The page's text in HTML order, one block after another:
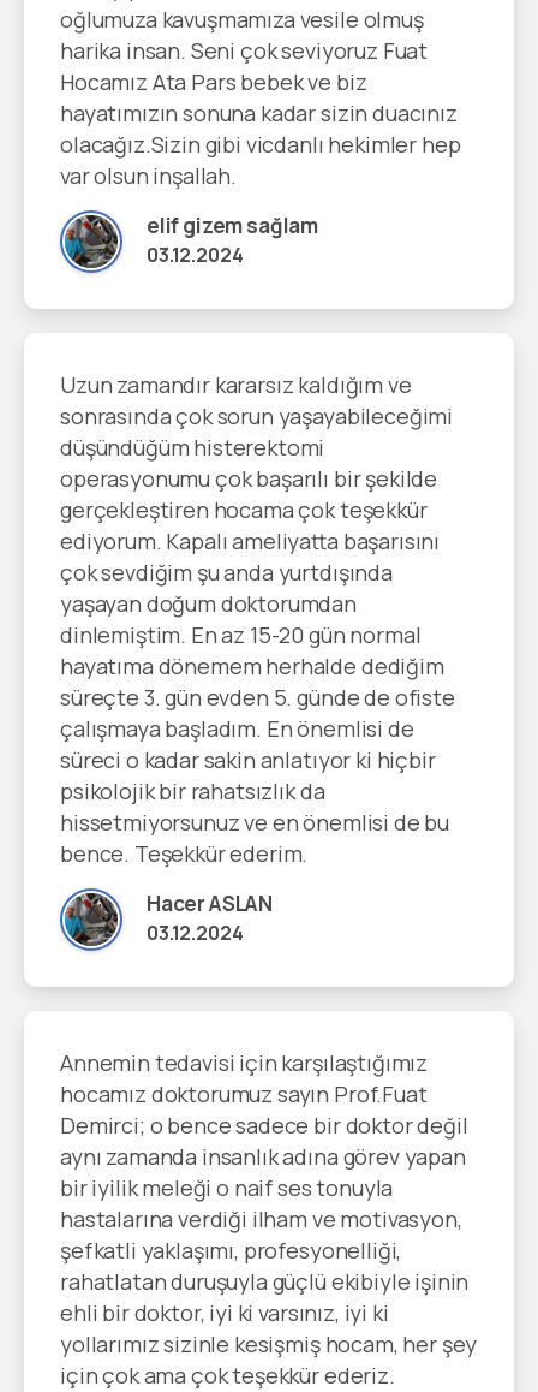
oğlumuza kavuşmamıza vesile olmuş
harika insan. Seni çok seviyoruz Fuat
Hocamız Ata Pars bebek ve biz
hayatımızın sonuna kadar sizin duacınız
olacağız.Sizin gibi vicdanlı hekimler hep
var olsun inşallah.
elif gizem sağlam
03.12.2024
Uzun zamandır kararsız kaldığım ve
sonrasında çok sorun yaşayabileceğimi
düşündüğüm histerektomi
operasyonumu çok başarılı bir şekilde
gerçekleştiren hocama çok teşekkür
ediyorum. Kapalı ameliyatta başarısını
çok sevdiğim şu anda yurtdışında
yaşayan doğum doktorumdan
dinlemiştim. En az 15-20 gün normal
hayatıma dönemem herhalde dediğim
süreçte 3. gün evden 5. günde de ofiste
çalışmaya başladım. En önemlisi de
süreci o kadar sakin anlatıyor ki hiçbir
psikolojik bir rahatsızlık da
hissetmiyorsunuz ve en önemlisi de bu
bence. Teşekkür ederim.
Hacer ASLAN
03.12.2024
Annemin tedavisi için karşılaştığımız
hocamız doktorumuz sayın Prof.Fuat
Demirci; o bence sadece bir doktor değil
aynı zamanda insanlık adına görev yapan
bir iyilik meleği o naif ses tonuyla
hastalarına verdiği ilham ve motivasyon,
şefkatli yaklaşımı, profesyonelliği,
rahatlatan duruşuyla güçlü ekibiyle işinin
ehli bir doktor, iyi ki varsınız, iyi ki
yollarımız sizinle kesişmiş hocam, her şey
için çok ama çok teşekkür ederiz.